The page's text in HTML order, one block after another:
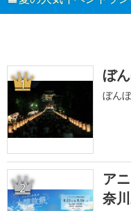
1 ぼ
ぼん
2
ア
奈